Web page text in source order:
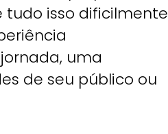
isso dificilmente
uma
de seu público ou